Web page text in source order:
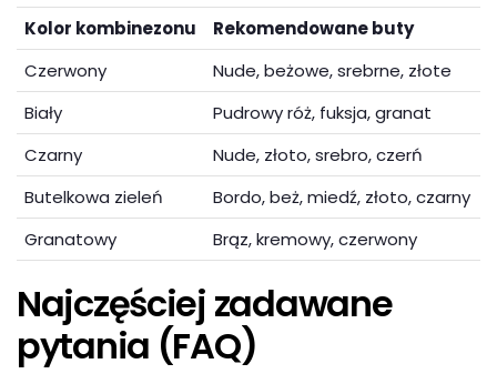
Kolor kombinezonu
Rekomendowane buty
Czerwony
Nude, beżowe, srebrne, złote
Biały
Pudrowy róż, fuksja, granat
Czarny
Nude, złoto, srebro, czerń
Butelkowa zieleń
Bordo, beż, miedź, złoto, czarny
Granatowy
Brąz, kremowy, czerwony
Najczęściej zadawane
pytania (FAQ)